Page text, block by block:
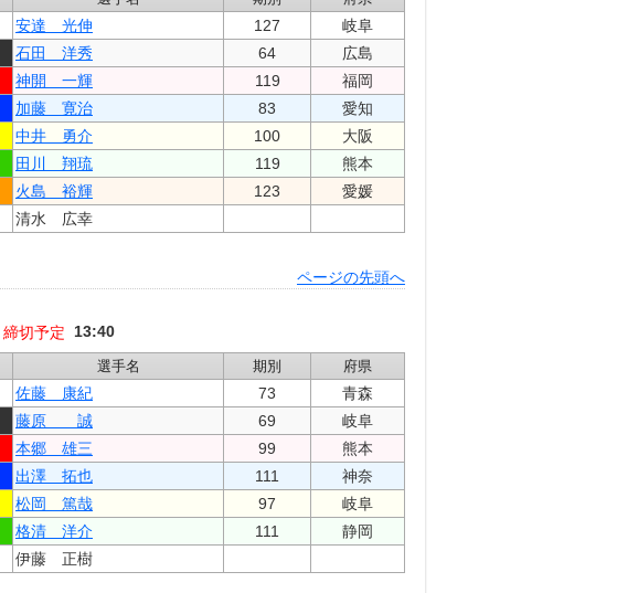
安達 光伸 127
岐阜
石田 洋秀 64
広島
神開 一輝 119
福岡
加藤 寛治 83
愛知
中井 勇介 100 大阪
田川 翔琉 119
熊本
火島 裕輝 123
愛媛
清水 広幸
ページの先頭へ
締切予定 13:40
選手名 期別 府県
佐藤 康紀 73
青森
藤原 誠 69
岐阜
本郷 雄三 99
熊本
出澤 拓也 111
神奈
松岡 篤哉 97
岐阜
格清 洋介 111
静岡
伊藤 正樹